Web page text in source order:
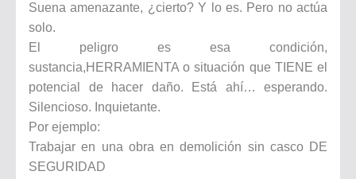
Suena amenazante, ¿cierto? Y lo es. Pero no actúa
solo.
El peligro es esa condición,
sustancia,HERRAMIENTA o situación que TIENE el
potencial de hacer daño. Está ahí… esperando.
Silencioso. Inquietante.
Por ejemplo:
Trabajar en una obra en demolición sin casco DE
SEGURIDAD